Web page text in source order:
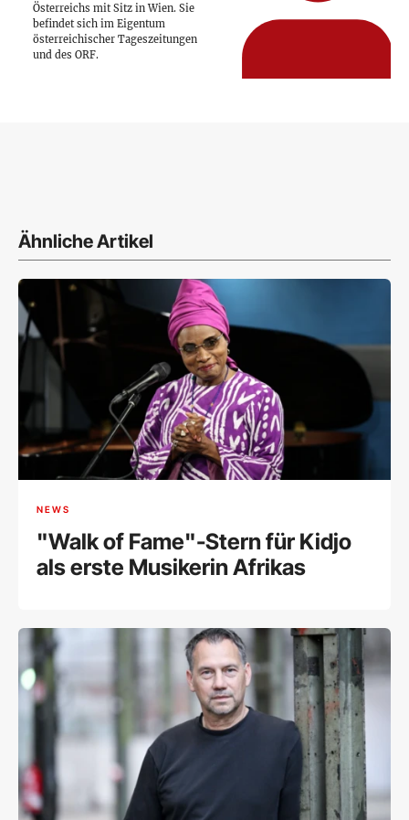
Österreichs mit Sitz in Wien. Sie
befindet sich im Eigentum
österreichischer Tageszeitungen
und des ORF.
Ähnliche Artikel
NEWS
"Walk of Fame"-Stern für Kidjo
als erste Musikerin Afrikas